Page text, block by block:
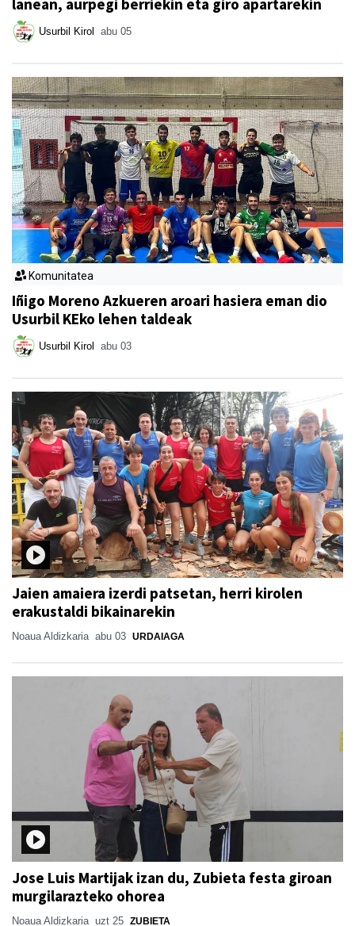
lanean, aurpegi berriekin eta giro apartarekin
Usurbil Kirol abu 05
Komunitatea
Iñigo Moreno Azkueren aroari hasiera eman dio
Usurbil KEko lehen taldeak
Usurbil Kirol abu 03
Jaien amaiera izerdi patsetan, herri kirolen
erakustaldi bikainarekin
Noaua Aldizkaria abu 03 URDAIAGA
Jose Luis Martijak izan du, Zubieta festa giroan
murgilarazteko ohorea
Noaua Aldizkaria uzt 25 ZUBIETA